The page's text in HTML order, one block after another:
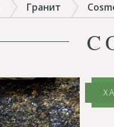
Гранит